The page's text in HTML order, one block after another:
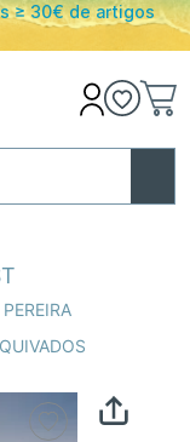
≥ 30€ de artigos